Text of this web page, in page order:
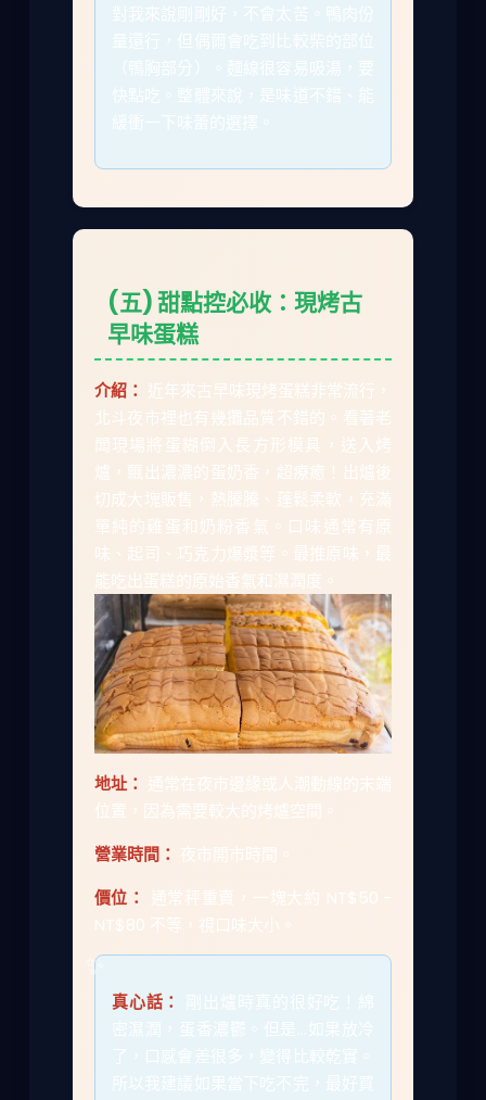
(五) 甜點控必收：現烤古
早味蛋糕
介紹： 近年來古早味現烤蛋糕非常流行，
北斗夜市裡也有幾攤品質不錯的。看著老
闆現場將蛋糊倒入長方形模具，送入烤
爐，飄出濃濃的蛋奶香，超療癒！出爐後
切成大塊販售，熱騰騰、蓬鬆柔軟，充滿
單純的雞蛋和奶粉香氣。口味通常有原
味、起司、巧克力爆漿等。最推原味，最
能吃出蛋糕的原始香氣和濕潤度。
地址： 通常在夜市邊緣或人潮動線的末端
位置，因為需要較大的烤爐空間。
營業時間： 夜市開市時間。
價位： 通常秤重賣，一塊大約 NT$50 -
NT$80 不等，視口味大小。
真心話：